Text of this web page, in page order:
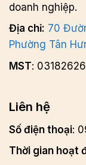
doanh nghiệp.
Địa chỉ: 70
Phường Tân
MST:
Liên hệ
Số điện thoại:
Thời gian hoạt